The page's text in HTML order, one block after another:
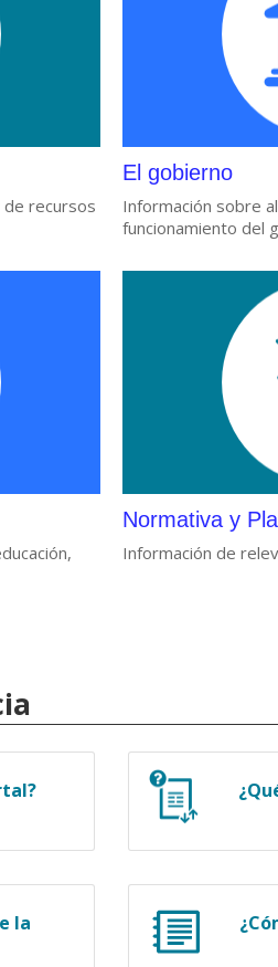
de recursos
El gobierno
Información sobre
funcionamiento del
Normativa y
Información de
la